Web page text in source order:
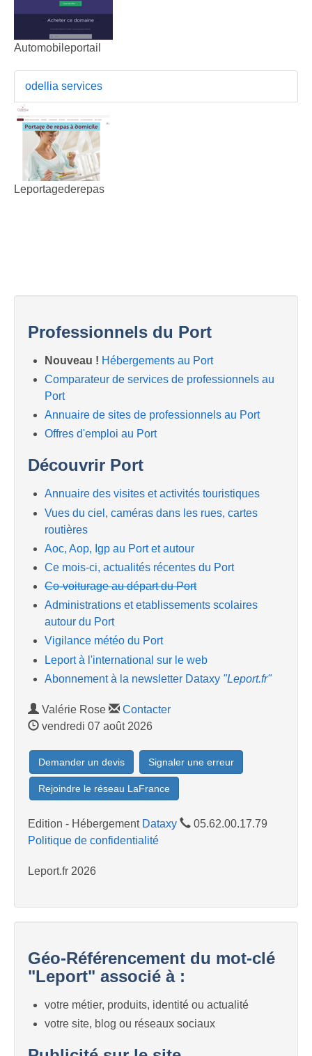
Automobileportail
odellia services
Leportagederepas
Professionnels du Port
Nouveau ! Hébergements au Port
Comparateur de services de professionnels au
Port
Annuaire de sites de professionnels au Port
Offres d'emploi au Port
Découvrir Port
Annuaire des visites et activités touristiques
Vues du ciel, caméras dans les rues, cartes
routières
Aoc, Aop, Igp au Port et autour
Ce mois-ci, actualités récentes du Port
Co-voiturage au départ du Port
Administrations et etablissements scolaires
autour du Port
Vigilance météo du Port
Leport à l'international sur le web
Abonnement à la newsletter Dataxy "Leport.fr"
Valérie Rose
Contacter
vendredi 07 août 2026
Demander un devis Signaler une erreur
Rejoindre le réseau LaFrance
Edition - Hébergement Dataxy
05.62.00.17.79
Politique de confidentialité
Leport.fr 2026
Géo-Référencement du mot-clé
"Leport" associé à :
votre métier, produits, identité ou actualité
votre site, blog ou réseaux sociaux